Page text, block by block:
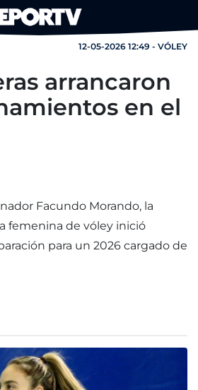
12-05-2026 12:49 - VÓLEY
arrancaron
en el
Facundo Morando, la
femenina de vóley inició
para un 2026 cargado de